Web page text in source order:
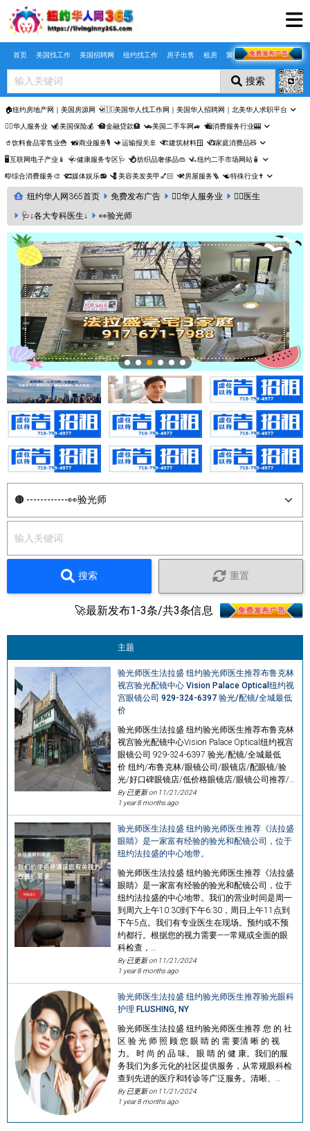
Skip to main content
首页 美国找工作 美国招聘网 纽约找工作 房子出售 租房 聚合页
搜索
🏠纽约房地产网｜美国房源网 🇺🇸美国华人找工作网｜美国华人招聘网｜北美华人求职平台
🤵‍♀️华人服务业 💰美国保险💰 🏦金融贷款🏦 🚗美国二手车网🚙 🛍️消费服务行业🎰
🥤饮料食品零售业🍟 📸商业服务🎙️ ✈️运输报关🚢 🏗️建筑材料🪟 📺家庭消费品🧸
🖥️互联网电子产业📱 🩺健康服务专区🩺 💍纺织品奢侈品👜 🛴纽约二手市场网站🧴
🎼综合消费服务🎨 🎞️媒体娱乐📻 💈美容美发美甲💅🏻 ⚒️房屋服务🪜 ☯️特殊行业✝️
纽约华人网365首页 免费发布广告 🤵‍♀️华人服务业
👩‍⚕️医生
🩺↓各大专科医生↓
👀验光师
搜索 重置
🚀最新发布1-3条/共3条信息
主题
验光师医生法拉盛 纽约验光师医生推荐布鲁克林
视宫验光配镜中心 Vision Palace Optical纽约视
宫眼镜公司 929-324-6397 验光/配镜/全城最低
价
验光师医生法拉盛 纽约验光师医生推荐布鲁克林
视宫验光配镜中心Vision Palace Optical纽约视宫
眼镜公司 929-324-6397 验光/配镜/全城最低
价 纽约/布鲁克林/眼镜公司/眼镜店/配眼镜/验
光/好口碑眼镜店/低价格眼镜店/眼镜公司推荐/…
By 已更新 on 11/21/2024
1 year 8 months ago
验光师医生法拉盛 纽约验光师医生推荐《法拉盛
眼睛》是一家富有经验的验光和配镜公司，位于
纽约法拉盛的中心地带。
验光师医生法拉盛 纽约验光师医生推荐《法拉盛
眼睛》是一家富有经验的验光和配镜公司，位于
纽约法拉盛的中心地带。我们的营业时间是周一
到周六上午10:30到下午6:30，周日上午11点到
下午5点。我们有专业医生在现场。预约或不预
约都行。根据您的视力需要——常规或全面的眼
科检查，…
By 已更新 on 11/21/2024
1 year 8 months ago
验光师医生法拉盛 纽约验光师医生推荐验光眼科
护理 FLUSHING, NY
验光师医生法拉盛 纽约验光师医生推荐 您 的 社
区 验 光 师 照 顾 您 眼 睛 的 需 要清 晰 的 视
力。 时 尚 的 品 味。 眼 睛 的 健 康。我们的服
务我们为多元化的社区提供服务，从常规眼科检
查到先进的医疗和转诊等广泛服务。清晰、…
By 已更新 on 11/21/2024
1 year 8 months ago